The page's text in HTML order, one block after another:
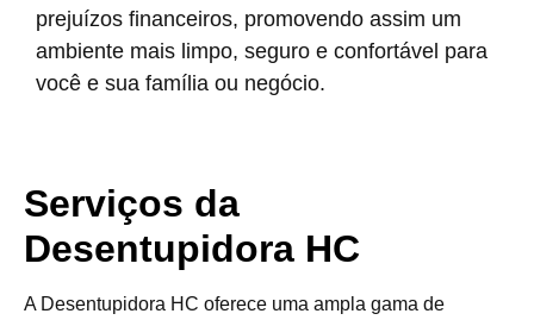
prejuízos financeiros, promovendo assim um
ambiente mais limpo, seguro e confortável para
você e sua família ou negócio.
Serviços da
Desentupidora HC
A Desentupidora HC oferece uma ampla gama de